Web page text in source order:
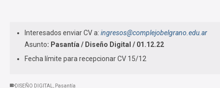
Interesados enviar CV a: ingresos@complejobelgrano.edu.ar
Asunto: Pasantía / Diseño Digital / 01.12.22
Fecha límite para recepcionar CV 15/12
DISEÑO DIGITAL Pasantía